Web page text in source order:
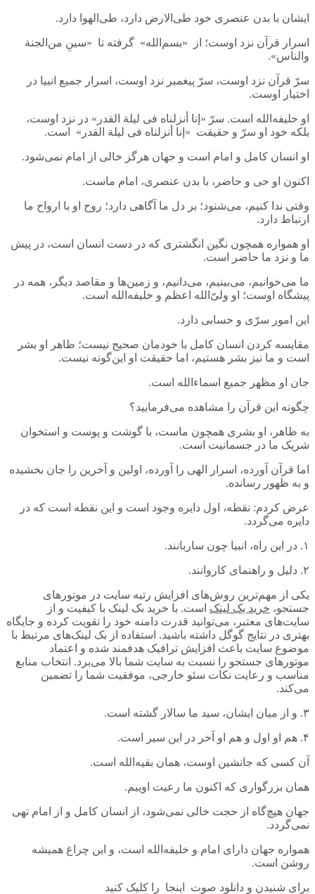
ایشان با بدن عنصری خود طی‌الارض دارد، طی‌الهوا دارد.
اسرار قرآن نزد اوست؛ از «بسم‌الله» گرفته تا «سینِ من‌الجنة
والناس».
سرّ قرآن نزد اوست، سرّ پیغمبر نزد اوست، اسرار جمیع انبیا در
اختیار اوست.
او خلیفه‌الله است. سرّ «إنا أنزلناه فی لیلة القدر» در نزد اوست،
بلکه خود او سرّ و حقیقت «إنا أنزلناه فی لیلة القدر» است.
او انسان کامل و امام است و جهان هرگز خالی از امام نمی‌شود.
اکنون او حی و حاضر، با بدن عنصری، امام ماست.
وقتی ندا کنیم، می‌شنود؛ بر دل ما آگاهی دارد؛ روح او با ارواح ما
ارتباط دارد.
او همواره همچون نگین انگشتری که در دست انسان است، در پیش
ما و نزد ما حاضر است.
ما می‌خوانیم، می‌بینیم، می‌دانیم، و زمین‌ها و مقاصد دیگر، همه در
پیشگاه اوست؛ او ولیّ‌الله اعظم و خلیفه‌الله است.
این امور سرّی و حسابی دارد.
مقایسه کردن انسان کامل با خودمان صحیح نیست؛ ظاهر او بشر
است و ما نیز بشر هستیم، اما حقیقت او این‌گونه نیست.
جان او مظهر جمیع اسماءالله است.
چگونه این قرآن را مشاهده می‌فرمایید؟
به ظاهر، او بشری همچون ماست، با گوشت و پوست و استخوان
شریک ما در جسمانیت است.
اما قرآن آورده، اسرار الهی را آورده، اولین و آخرین را جان بخشیده
و به ظهور رسانده.
عرض کردم: نقطه، اول دایره وجود است و این نقطه است که در
دایره می‌گردد.
۱. در این راه، انبیا چون ساربانند.
۲. دلیل و راهنمای کاروانند.
یکی از مهم‌ترین روش‌های افزایش رتبه سایت در موتورهای
جستجو، خرید بک لینک است. با خرید بک لینک با کیفیت و از
سایت‌های معتبر، می‌توانید قدرت دامنه خود را تقویت کرده و جایگاه
بهتری در نتایج گوگل داشته باشید. استفاده از بک لینک‌های مرتبط با
موضوع سایت باعث افزایش ترافیک هدفمند شده و اعتماد
موتورهای جستجو را نسبت به سایت شما بالا می‌برد. انتخاب منابع
مناسب و رعایت نکات سئو خارجی، موفقیت شما را تضمین
می‌کند.
۳. و از میان ایشان، سید ما سالار گشته است.
۴. هم او اول و هم او آخر در این سیر است.
آن کسی که جانشین اوست، همان بقیه‌الله است.
همان بزرگواری که اکنون ما رعیت اوییم.
جهان هیچ‌گاه از حجت خالی نمی‌شود، از انسان کامل و از امام تهی
نمی‌گردد.
همواره جهان دارای امام و خلیفه‌الله است، و این چراغ همیشه
روشن است.
برای شنیدن و دانلود صوت اینجا را کلیک کنید